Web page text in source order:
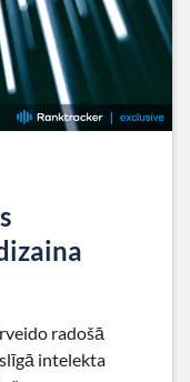
radošā
intelekta